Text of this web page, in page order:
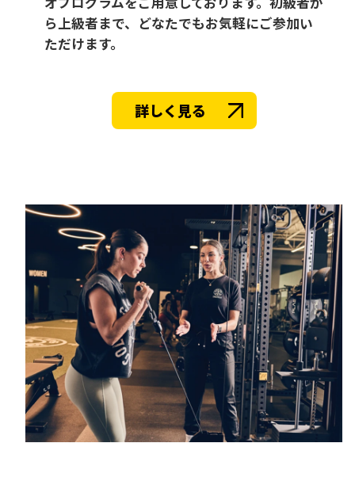
ら上級者まで、どなたでもお気軽にご参加い
ただけます。
詳しく見る